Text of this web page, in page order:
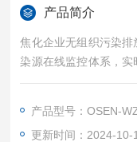
产品简介
焦化企业无组织污染
染源在线监控体系，实
科学依据。
产品型号：OSEN-
更新时间：2024-10-